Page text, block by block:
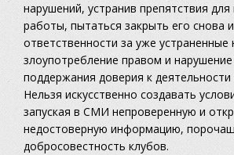
нарушений, устранив препятствия
работы, пытаться закрыть его снова
ответственности за уже
злоупотребление правом и
поддержания доверия к деятельности
Нельзя искусственно создавать
запуская в СМИ непроверенную и
недостоверную информацию,
добросовестность клубов.